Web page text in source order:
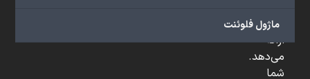
ماژول فلوئنت
...
ارائه
می‌دهد.
شما